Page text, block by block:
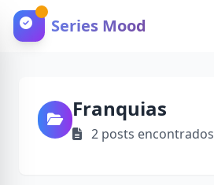
Series Mood
Franquias
2 posts encontrados